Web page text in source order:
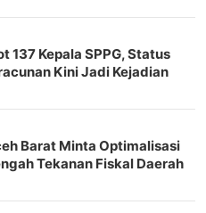
137 Kepala SPPG, Status
Kini Jadi Kejadian
Barat Minta Optimalisasi
Tekanan Fiskal Daerah